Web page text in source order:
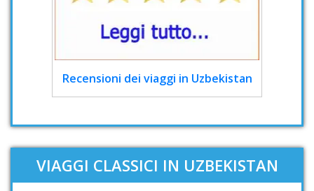
Recensioni dei viaggi in Uzbekistan
VIAGGI CLASSICI IN UZBEKISTAN